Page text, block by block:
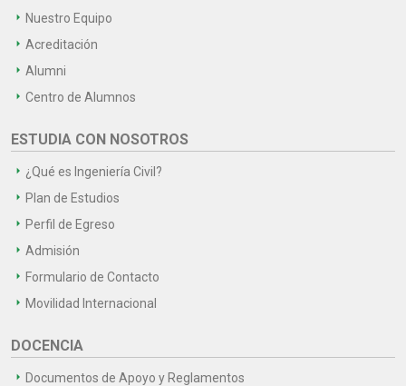
Nuestro Equipo
Acreditación
Alumni
Centro de Alumnos
ESTUDIA CON NOSOTROS
¿Qué es Ingeniería Civil?
Plan de Estudios
Perfil de Egreso
Admisión
Formulario de Contacto
Movilidad Internacional
DOCENCIA
Documentos de Apoyo y Reglamentos